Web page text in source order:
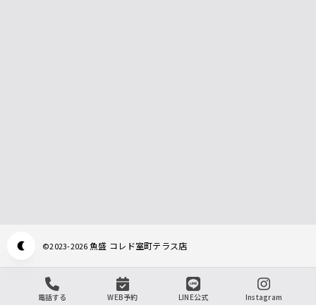
©2023-2026魚盛 コレド室町テラス店
電話する WEB予約 LINE公式 Instagram
Appearance mode switch